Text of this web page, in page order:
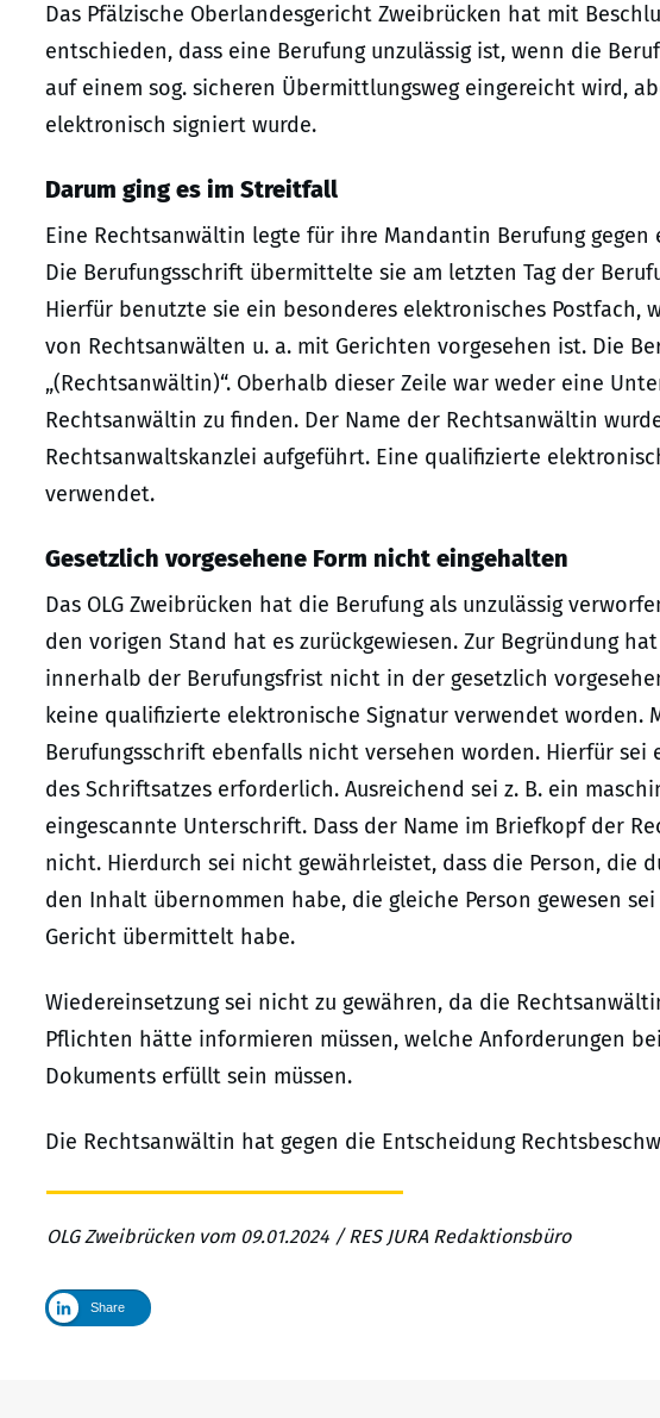
Das Pfälzische Oberlandesgericht Zweibrücken hat mit
entschieden, dass eine Berufung unzulässig ist, wenn die
auf einem sog. sicheren Übermittlungsweg eingereicht wird,
elektronisch signiert wurde.
Darum ging es im Streitfall
Eine Rechtsanwältin legte für ihre Mandantin Berufung gegen
Die Berufungsschrift übermittelte sie am letzten Tag der
Hierfür benutzte sie ein besonderes elektronisches Postfach,
von Rechtsanwälten u. a. mit Gerichten vorgesehen ist. Die
„(Rechtsanwältin)“. Oberhalb dieser Zeile war weder eine
Rechtsanwältin zu finden. Der Name der Rechtsanwältin
Rechtsanwaltskanzlei aufgeführt. Eine qualifizierte
verwendet.
Gesetzlich vorgesehene Form nicht eingehalten
Das OLG Zweibrücken hat die Berufung als unzulässig
den vorigen Stand hat es zurückgewiesen. Zur Begründung
innerhalb der Berufungsfrist nicht in der gesetzlich
keine qualifizierte elektronische Signatur verwendet worden.
Berufungsschrift ebenfalls nicht versehen worden. Hierfür sei
des Schriftsatzes erforderlich. Ausreichend sei z. B. ein
eingescannte Unterschrift. Dass der Name im Briefkopf der
nicht. Hierdurch sei nicht gewährleistet, dass die Person, die
den Inhalt übernommen habe, die gleiche Person gewesen
Gericht übermittelt habe.
Wiedereinsetzung sei nicht zu gewähren, da die
Pflichten hätte informieren müssen, welche Anforderungen
Dokuments erfüllt sein müssen.
Die Rechtsanwältin hat gegen die Entscheidung
OLG Zweibrücken vom 09.01.2024 / RES JURA Redaktionsbüro
Share